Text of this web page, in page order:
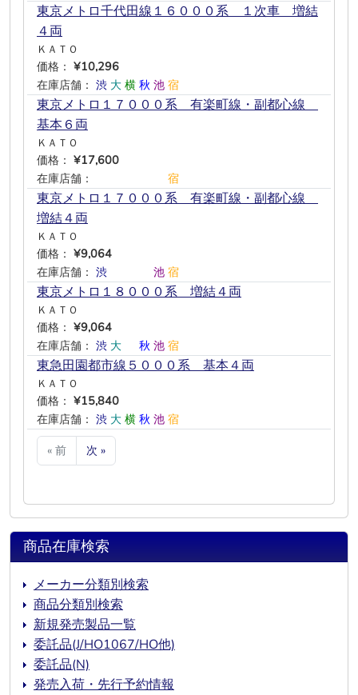
東京メトロ千代田線１６０００系 １次車 増結
４両
ＫＡＴＯ
価格： ¥10,296
在庫店舗： 渋 大 横 秋 池 宿
東京メトロ１７０００系 有楽町線・副都心線
基本６両
ＫＡＴＯ
価格： ¥17,600
在庫店舗：
宿
東京メトロ１７０００系 有楽町線・副都心線
増結４両
ＫＡＴＯ
価格： ¥9,064
在庫店舗： 渋 池 宿
東京メトロ１８０００系 増結４両
ＫＡＴＯ
価格： ¥9,064
在庫店舗： 渋 大 秋 池 宿
東急田園都市線５０００系 基本４両
ＫＡＴＯ
価格： ¥15,840
在庫店舗： 渋 大 横 秋 池 宿
« 前
次 »
商品在庫検索
メーカー分類別検索
商品分類別検索
新規発売製品一覧
委託品(J/HO1067/HO他)
委託品(N)
発売入荷・先行予約情報